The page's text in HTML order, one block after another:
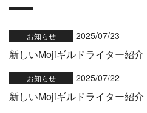
お知らせ 2025/07/23
新しいMojiギルドライター紹
お知らせ 2025/07/22
新しいMojiギルドライター紹